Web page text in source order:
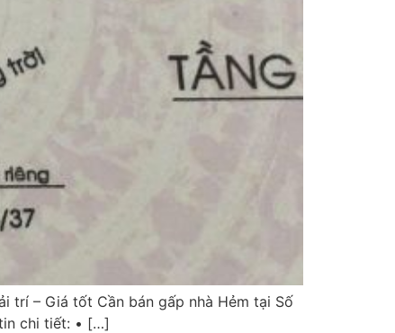
trí – Giá tốt Cần bán gấp nhà Hẻm tại Số
chi tiết: • […]